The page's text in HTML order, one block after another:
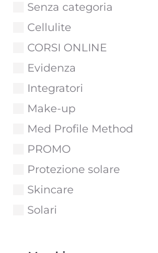
Senza categoria
Cellulite
CORSI ONLINE
Evidenza
Integratori
Make-up
Med Profile Method
PROMO
Protezione solare
Skincare
Solari